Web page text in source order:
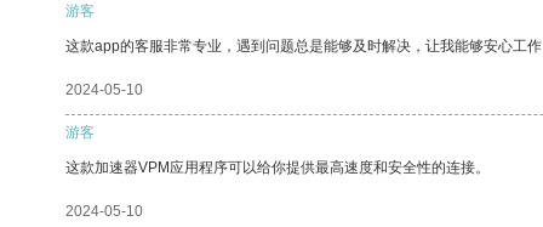
游客
这款app的客服非常专业，遇到问题总是能够及时解决，让我能够安心工
2024-05-10
游客
这款加速器VPM应用程序可以给你提供最高速度和安全性的连接。
2024-05-10